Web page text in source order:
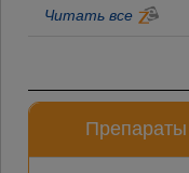
Читать все
Препараты